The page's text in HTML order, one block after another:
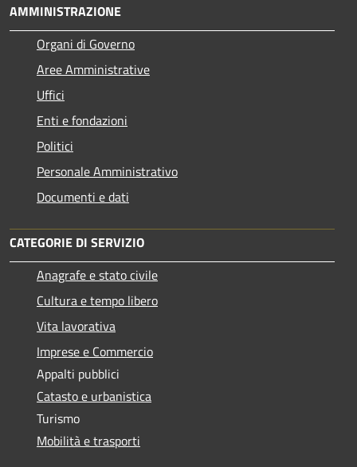
AMMINISTRAZIONE
Organi di Governo
Aree Amministrative
Uffici
Enti e fondazioni
Politici
Personale Amministrativo
Documenti e dati
CATEGORIE DI SERVIZIO
Anagrafe e stato civile
Cultura e tempo libero
Vita lavorativa
Imprese e Commercio
Appalti pubblici
Catasto e urbanistica
Turismo
Mobilità e trasporti